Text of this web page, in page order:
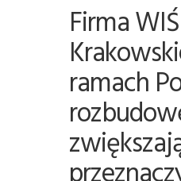
Firma
ramach